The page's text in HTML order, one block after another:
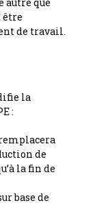
être
de travail.
la
:
de
la fin de
base de